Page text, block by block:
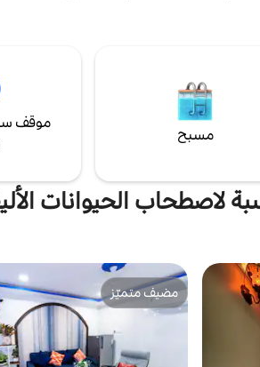
مسبح
موقف
لاصطحاب الحيوانات
مضيف متميّز
مضيف متميّز